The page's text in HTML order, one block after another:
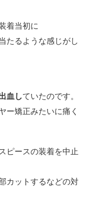
着当初に
たるような感じがし
血していたのです。
ー矯正みたいに痛く
ピースの装着を中止
カットするなどの対